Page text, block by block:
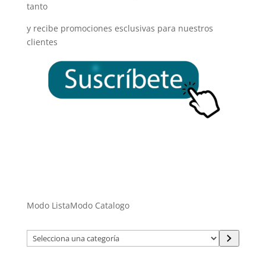
tanto
y recibe promociones esclusivas para nuestros
clientes
Modo ListaModo Catalogo
Selecciona
una